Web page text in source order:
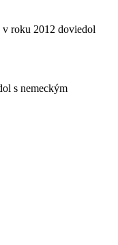
roku 2012 doviedol
s nemeckým